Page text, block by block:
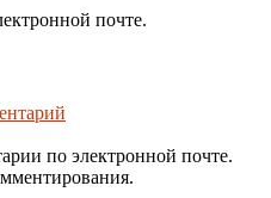
почте.
по электронной почте.